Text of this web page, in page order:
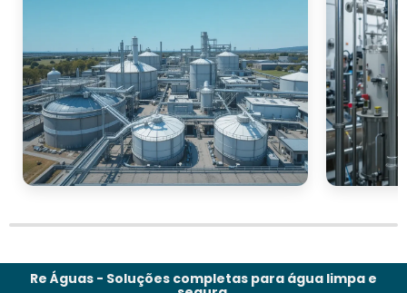
Re Águas - Soluções completas para água limpa e